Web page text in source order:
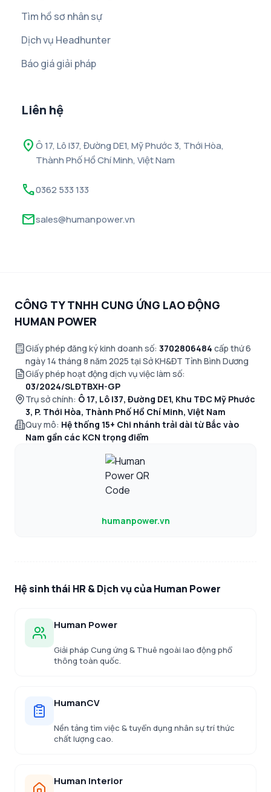
Tìm hồ sơ nhân sự
Dịch vụ Headhunter
Báo giá giải pháp
Liên hệ
location_onÔ 17, Lô I37, Đường DE1, Mỹ Phước 3, Thới Hòa,
Thành Phố Hồ Chí Minh, Việt Nam
call0362 533 133
mailsales@humanpower.vn
CÔNG TY TNHH CUNG ỨNG LAO ĐỘNG
HUMAN POWER
Giấy phép đăng ký kinh doanh số: 3702806484 cấp thứ 6
ngày 14 tháng 8 năm 2025 tại Sở KH&ĐT Tỉnh Bình Dương
Giấy phép hoạt động dịch vụ việc làm số:
03/2024/SLĐTBXH-GP
Trụ sở chính: Ô 17, Lô I37, Đường DE1, Khu TĐC Mỹ Phước
3, P. Thới Hòa, Thành Phố Hồ Chí Minh, Việt Nam
Quy mô: Hệ thống 15+ Chi nhánh trải dài từ Bắc vào
Nam gần các KCN trọng điểm
humanpower.vn
Hệ sinh thái HR & Dịch vụ của Human Power
Human Power
Giải pháp Cung ứng & Thuê ngoài lao động phổ
thông toàn quốc.
HumanCV
Nền tảng tìm việc & tuyển dụng nhân sự trí thức
chất lượng cao.
Human Interior